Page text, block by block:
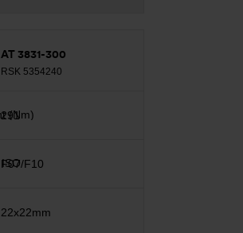
AT 3831-300
RSK 5354240
291
F07/F10
22x22mm